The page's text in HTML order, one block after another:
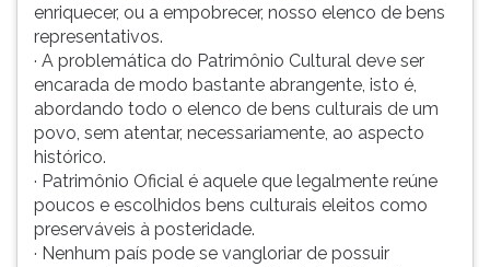
enriquecer, ou a empobrecer, nosso elenco de bens
representativos.
· A problemática do Patrimônio Cultural deve ser
encarada de modo bastante abrangente, isto é,
abordando todo o elenco de bens culturais de um
povo, sem atentar, necessariamente, ao aspecto
histórico.
· Patrimônio Oficial é aquele que legalmente reúne
poucos e escolhidos bens culturais eleitos como
preserváveis à posteridade.
· Nenhum país pode se vangloriar de possuir